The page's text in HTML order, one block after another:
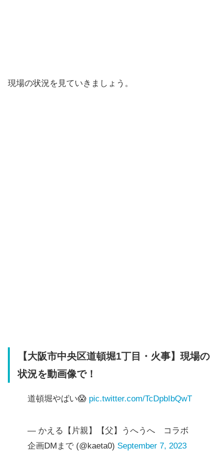
現場の状況を見ていきましょう。
【大阪市中央区道頓堀1丁目・火事】現場の
状況を動画像で！
道頓堀やばい😱 pic.twitter.com/TcDpbIbQwT
— かえる【片親】【父】うへうへ コラボ
企画DMまで (@kaeta0) September 7, 2023